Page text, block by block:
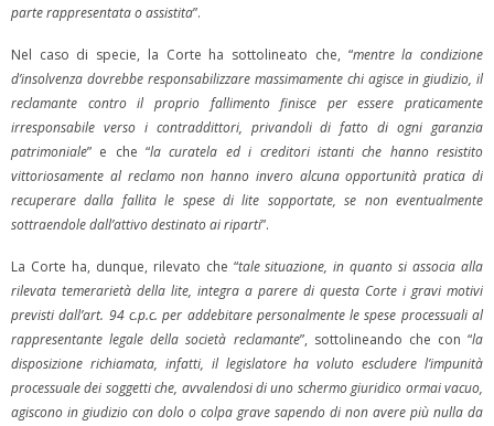
parte rappresentata o assistita”.
Nel caso di specie, la Corte ha sottolineato che, “mentre la condizione
d’insolvenza dovrebbe responsabilizzare massimamente chi agisce in giudizio, il
reclamante contro il proprio fallimento finisce per essere praticamente
irresponsabile verso i contraddittori, privandoli di fatto di ogni garanzia
patrimoniale” e che “la curatela ed i creditori istanti che hanno resistito
vittoriosamente al reclamo non hanno invero alcuna opportunità pratica di
recuperare dalla fallita le spese di lite sopportate, se non eventualmente
sottraendole dall’attivo destinato ai riparti”.
La Corte ha, dunque, rilevato che “tale situazione, in quanto si associa alla
rilevata temerarietà della lite, integra a parere di questa Corte i gravi motivi
previsti dall’art. 94 c.p.c. per addebitare personalmente le spese processuali al
rappresentante legale della società reclamante”, sottolineando che con “la
disposizione richiamata, infatti, il legislatore ha voluto escludere l’impunità
processuale dei soggetti che, avvalendosi di uno schermo giuridico ormai vacuo,
agiscono in giudizio con dolo o colpa grave sapendo di non avere più nulla da